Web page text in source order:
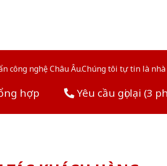
nghệ Châu Âu.Chúng tôi tự tin là
hợp Yêu cầu gọi lại (3